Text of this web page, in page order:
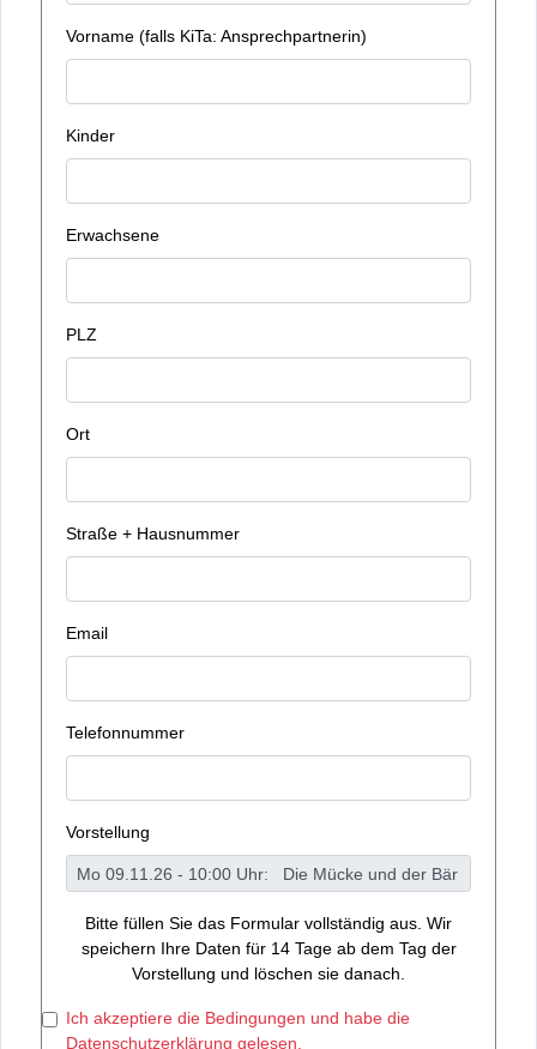
Vorname (falls KiTa: Ansprechpartnerin)
Kinder
Erwachsene
PLZ
Ort
Straße + Hausnummer
Email
Telefonnummer
Vorstellung
Bitte füllen Sie das Formular vollständig aus. Wir
speichern Ihre Daten für 14 Tage ab dem Tag der
Vorstellung und löschen sie danach.
Ich akzeptiere die Bedingungen und habe die
Datenschutzerklärung gelesen.